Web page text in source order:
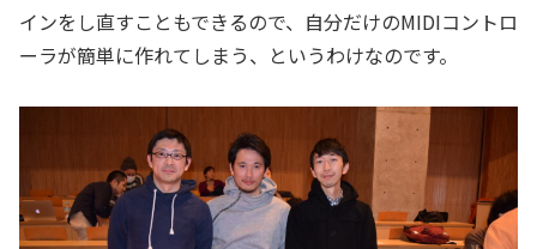
インをし直すこともできるので、自分だけのMIDIコントロ
ーラが簡単に作れてしまう、というわけなのです。